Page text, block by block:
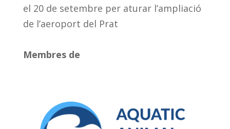
el 20 de setembre per aturar l’ampliació
de l’aeroport del Prat
Membres de